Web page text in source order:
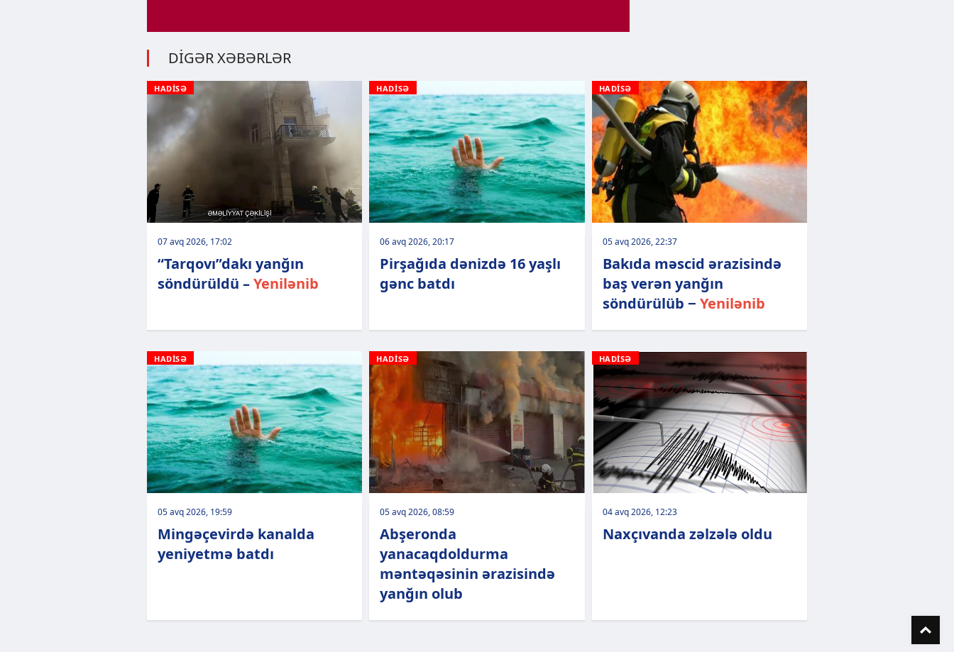
DİGƏR XƏBƏRLƏR
HADİSƏ
07 avq 2026, 17:02
“Tarqovı”dakı yanğın
söndürüldü –Yenilənib
HADİSƏ
06 avq 2026, 20:17
Pirşağıda dənizdə 16 yaşlı
gənc batdı
HADİSƏ
05 avq 2026, 22:37
Bakıda məscid ərazisində
baş verən yanğın
söndürülüb − Yenilənib
HADİSƏ
05 avq 2026, 19:59
Mingəçevirdə kanalda
yeniyetmə batdı
HADİSƏ
05 avq 2026, 08:59
Abşeronda
yanacaqdoldurma
məntəqəsinin ərazisində
yanğın olub
HADİSƏ
04 avq 2026, 12:23
Naxçıvanda zəlzələ oldu